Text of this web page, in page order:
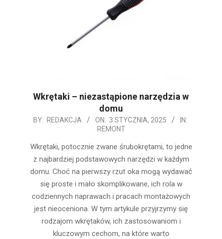
Wkrętaki – niezastąpione narzędzia w
domu
2025-
03
BY: REDAKCJA ON: 3 STYCZNIA, 2025
IN:
REMONT
Wkrętaki, potocznie zwane śrubokrętami, to jedne
z najbardziej podstawowych narzędzi w każdym
domu. Choć na pierwszy rzut oka mogą wydawać
się proste i mało skomplikowane, ich rola w
codziennych naprawach i pracach montażowych
jest nieoceniona. W tym artykule przyjrzymy się
rodzajom wkrętaków, ich zastosowaniom i
kluczowym cechom, na które warto